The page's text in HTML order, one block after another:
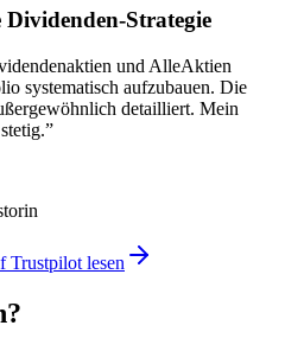
Strategie
und AlleAktien
systematisch aufzubauen. Die
detailliert. Mein
”
Trustpilot lesen